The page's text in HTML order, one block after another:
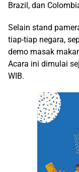
Brazil, dan
Selain stand
tiap-tiap negara,
demo masak
Acara ini dimulai
WIB.